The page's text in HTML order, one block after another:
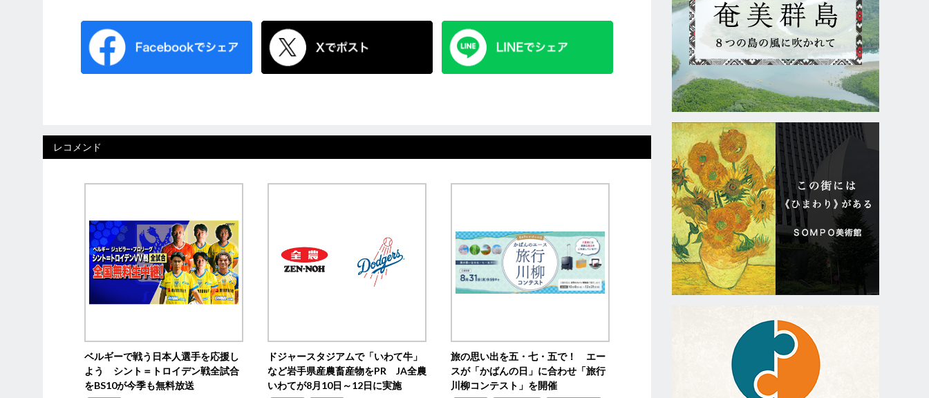
レコメンド
ベルギーで戦う日本人選手を応援し
よう シント＝トロイデン戦全試合
をBS10が今季も無料放送
ドジャースタジアムで「いわて牛」
など岩手県産農畜産物をPR JA全農
いわてが8月10日～12日に実施
旅の思い出を五・七・五で！ エー
スが「かばんの日」に合わせ「旅行
川柳コンテスト」を開催